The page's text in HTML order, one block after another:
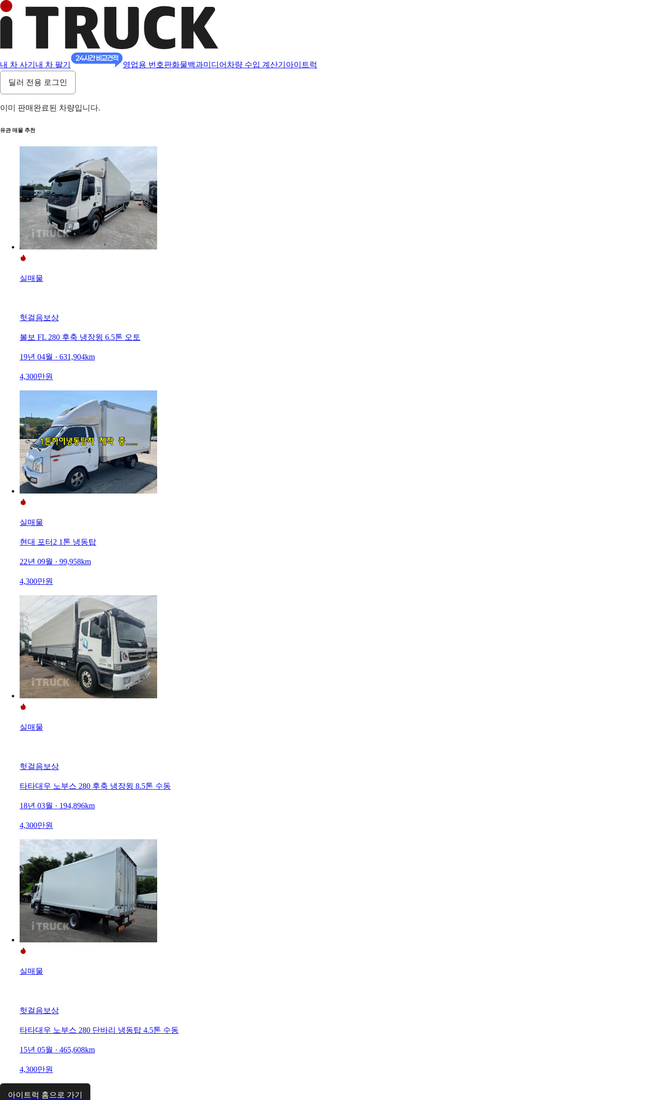
내 차 사기 내 차 팔기 영업용 번호판화물백과미디어 차량 수입 계산기 아이트럭
딜러 전용 로그인
이미 판매완료된 차량입니다.
유관 매물 추천
실매물
헛걸음보상
볼보 FL 280 후축 냉장윙 6.5톤 오토
19년 04월 · 631,904km
4,300만원
실매물
현대 포터2 1톤 냉동탑
22년 09월 · 99,958km
4,300만원
실매물
헛걸음보상
타타대우 노부스 280 후축 냉장윙 8.5톤 수동
18년 03월 · 194,896km
4,300만원
실매물
헛걸음보상
타타대우 노부스 280 단바리 냉동탑 4.5톤 수동
15년 05월 · 465,608km
4,300만원
아이트럭 홈으로 가기